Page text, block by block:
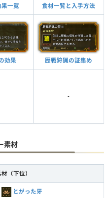
一覧 食材一覧と入手方法
効果 歴戦狩猟の証集め
-
素材
（下位）
とがった牙